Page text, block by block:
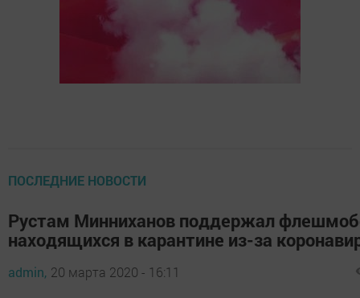
ПОСЛЕДНИЕ НОВОСТИ
Рустам Минниханов поддержал
находящихся в карантине из-за
admin, 20 марта 2020 - 16:11